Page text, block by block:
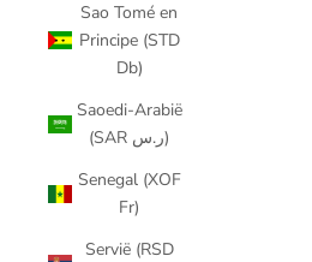
Sao Tomé en
Principe (STD
Db)
Saoedi-Arabië
(SAR ر.س)
Senegal (XOF
Fr)
Servië (RSD